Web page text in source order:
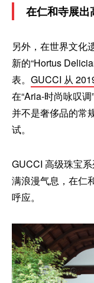
在仁和寺展出
另外，在世界文化
新的“Hortus
表。 GUCCI 从
在“Aria-时尚咏叹
并不是奢侈品的常
试。
GUCCI 高级珠宝
满浪漫气息，在仁
呼应。